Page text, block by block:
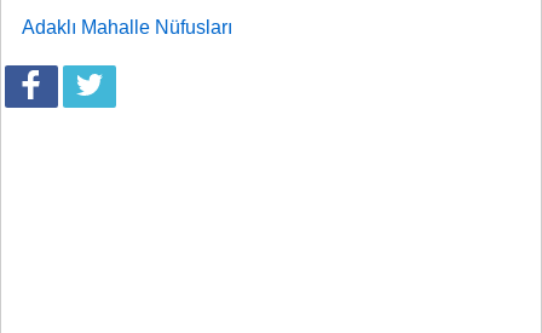
Adaklı Mahalle Nüfusları